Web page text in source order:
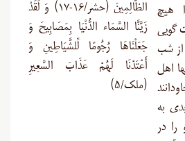
هیچ
گویی
از شب
اهل
بدی به
در
الظَّالِمِينَ (حشر/۱۶-۱۷) وَ لَقَدْ
زَيَّنَّا السَّمَاء الدُّنْيَا بِمَصَابِيحَ وَ
جَعَلْنَاهَا رُجُومًا لِّلشَّيَاطِينِ وَ
أَعْتَدْنَا لَهُمْ عَذَابَ السَّعِيرِ
(ملک/۵)